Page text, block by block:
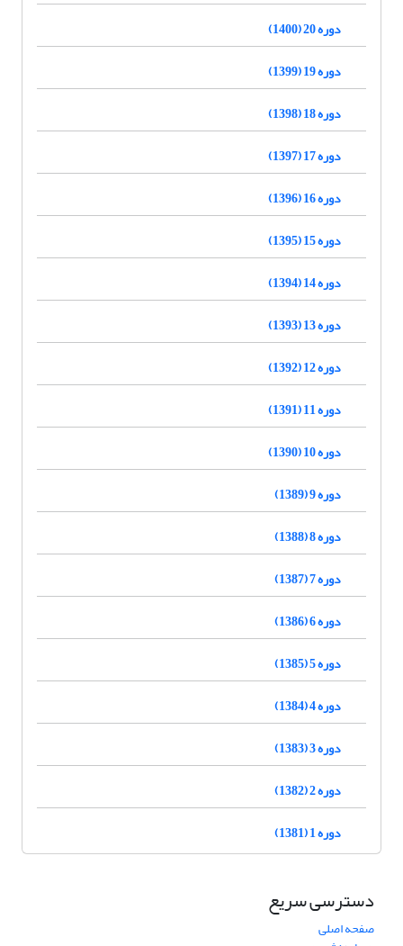
دوره 20 (1400)
دوره 19 (1399)
دوره 18 (1398)
دوره 17 (1397)
دوره 16 (1396)
دوره 15 (1395)
دوره 14 (1394)
دوره 13 (1393)
دوره 12 (1392)
دوره 11 (1391)
دوره 10 (1390)
دوره 9 (1389)
دوره 8 (1388)
دوره 7 (1387)
دوره 6 (1386)
دوره 5 (1385)
دوره 4 (1384)
دوره 3 (1383)
دوره 2 (1382)
دوره 1 (1381)
دسترسی سریع
صفحه اصلی